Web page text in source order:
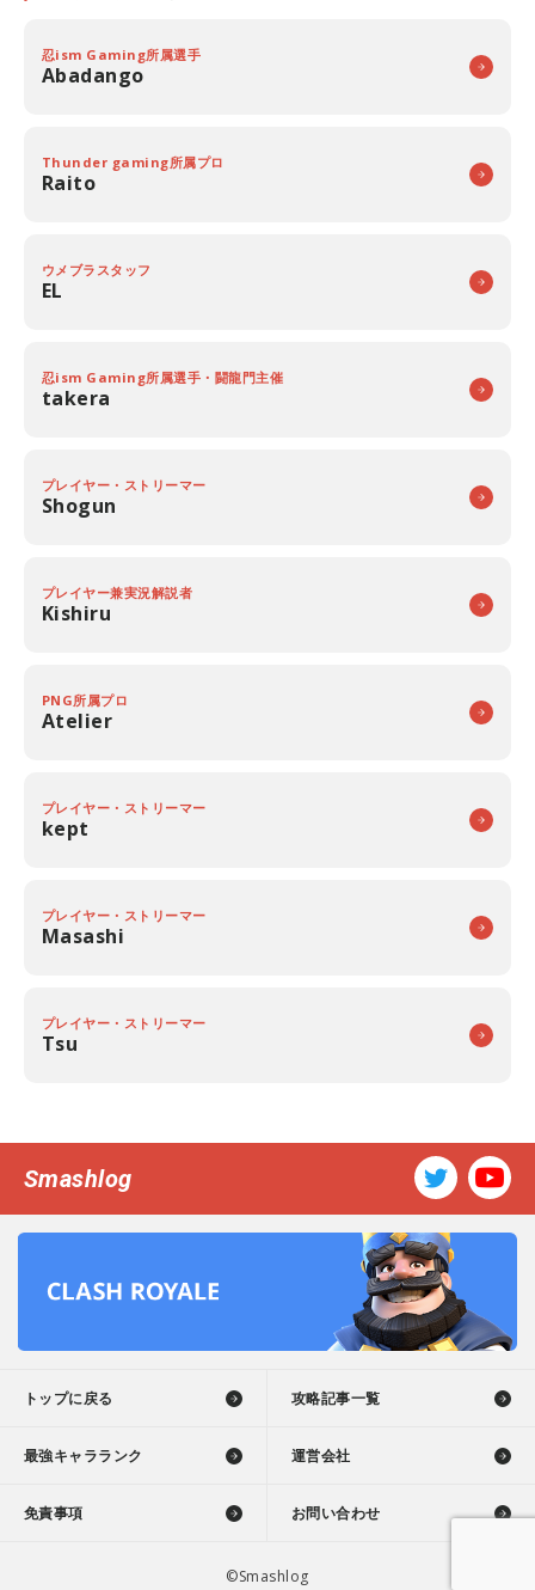
忍ism Gaming所属選手
Abadango
Thunder gaming所属プロ
Raito
ウメブラスタッフ
EL
忍ism Gaming所属選手・闘龍門主催
takera
プレイヤー・ストリーマー
Shogun
プレイヤー兼実況解説者
Kishiru
PNG所属プロ
Atelier
プレイヤー・ストリーマー
kept
プレイヤー・ストリーマー
Masashi
プレイヤー・ストリーマー
Tsu
Smashlog
トップに戻る 攻略記事一覧
最強キャラランク 運営会社
免責事項 お問い合わせ
©Smashlog